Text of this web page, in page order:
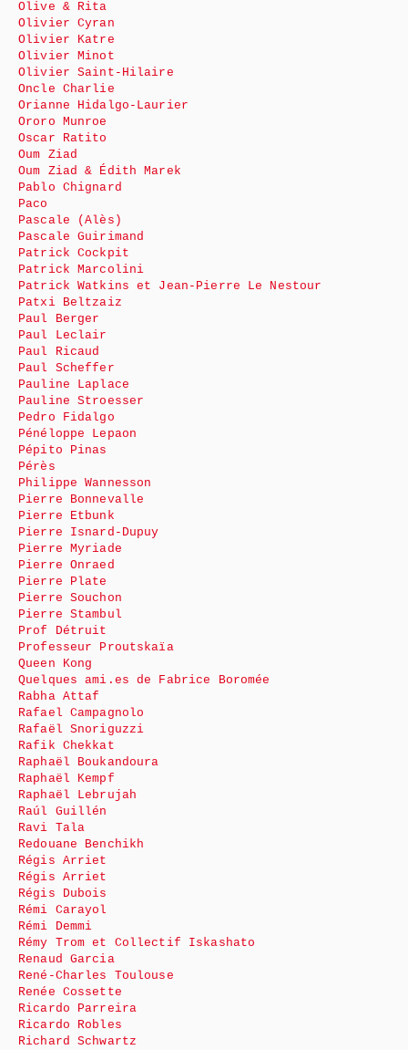
Olive & Rita
Olivier Cyran
Olivier Katre
Olivier Minot
Olivier Saint-Hilaire
Oncle Charlie
Orianne Hidalgo-Laurier
Ororo Munroe
Oscar Ratito
Oum Ziad
Oum Ziad & Édith Marek
Pablo Chignard
Paco
Pascale (Alès)
Pascale Guirimand
Patrick Cockpit
Patrick Marcolini
Patrick Watkins et Jean-Pierre Le Nestour
Patxi Beltzaiz
Paul Berger
Paul Leclair
Paul Ricaud
Paul Scheffer
Pauline Laplace
Pauline Stroesser
Pedro Fidalgo
Pénéloppe Lepaon
Pépito Pinas
Pérès
Philippe Wannesson
Pierre Bonnevalle
Pierre Etbunk
Pierre Isnard-Dupuy
Pierre Myriade
Pierre Onraed
Pierre Plate
Pierre Souchon
Pierre Stambul
Prof Détruit
Professeur Proutskaïa
Queen Kong
Quelques ami.es de Fabrice Boromée
Rabha Attaf
Rafael Campagnolo
Rafaël Snoriguzzi
Rafik Chekkat
Raphaël Boukandoura
Raphaël Kempf
Raphaël Lebrujah
Raúl Guillén
Ravi Tala
Redouane Benchikh
Régis Arriet
Régis Arriet
Régis Dubois
Rémi Carayol
Rémi Demmi
Rémy Trom et Collectif Iskashato
Renaud Garcia
René-Charles Toulouse
Renée Cossette
Ricardo Parreira
Ricardo Robles
Richard Schwartz